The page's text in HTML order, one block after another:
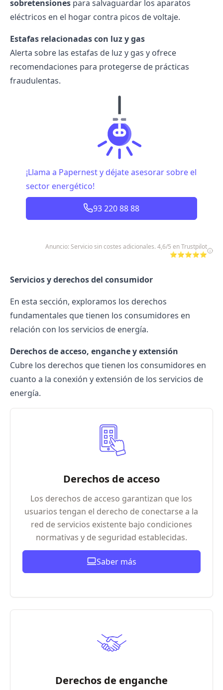
sobretensiones para salvaguardar los aparatos
eléctricos en el hogar contra picos de voltaje.
Estafas relacionadas con luz y gas
Alerta sobre las estafas de luz y gas y ofrece
recomendaciones para protegerse de prácticas
fraudulentas.
¡Llama a Papernest y déjate asesorar sobre el
sector energético!
93 220 88 88
Anuncio: Servicio sin costes adicionales. 4,6/5 en Trustpilot
⭐⭐⭐⭐⭐
Servicios y derechos del consumidor
En esta sección, exploramos los derechos
fundamentales que tienen los consumidores en
relación con los servicios de energía.
Derechos de acceso, enganche y extensión
Cubre los derechos que tienen los consumidores en
cuanto a la conexión y extensión de los servicios de
energía.
Derechos de acceso
Los derechos de acceso garantizan que los
usuarios tengan el derecho de conectarse a la
red de servicios existente bajo condiciones
normativas y de seguridad establecidas.
Saber más
Derechos de enganche